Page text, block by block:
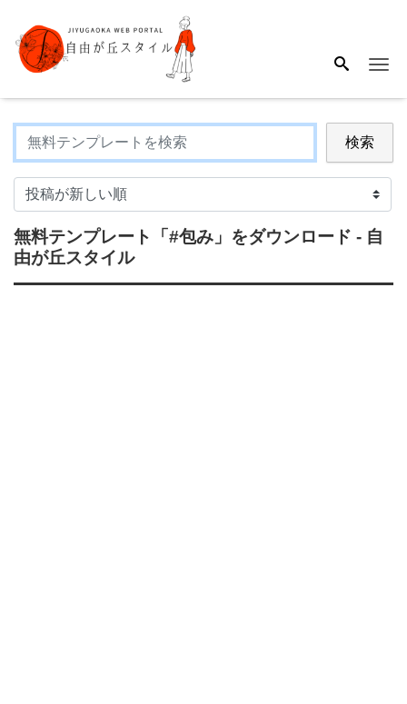
検索
無料テンプレート 「#包み」 をダウンロード - 自
由が丘スタイル